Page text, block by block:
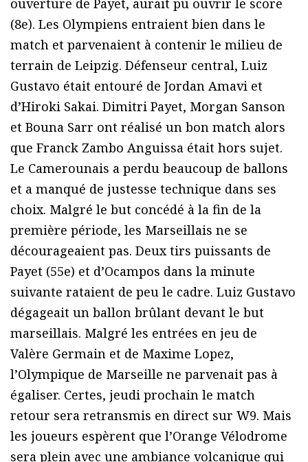
ouverture de Payet, aurait pu ouvrir le score
(8e). Les Olympiens entraient bien dans le
match et parvenaient à contenir le milieu de
terrain de Leipzig. Défenseur central, Luiz
Gustavo était entouré de Jordan Amavi et
d’Hiroki Sakai. Dimitri Payet, Morgan Sanson
et Bouna Sarr ont réalisé un bon match alors
que Franck Zambo Anguissa était hors sujet.
Le Camerounais a perdu beaucoup de ballons
et a manqué de justesse technique dans ses
choix. Malgré le but concédé à la fin de la
première période, les Marseillais ne se
décourageaient pas. Deux tirs puissants de
Payet (55e) et d’Ocampos dans la minute
suivante rataient de peu le cadre. Luiz Gustavo
dégageait un ballon brûlant devant le but
marseillais. Malgré les entrées en jeu de
Valère Germain et de Maxime Lopez,
l’Olympique de Marseille ne parvenait pas à
égaliser. Certes, jeudi prochain le match
retour sera retransmis en direct sur W9. Mais
les joueurs espèrent que l’Orange Vélodrome
sera plein avec une ambiance volcanique qui